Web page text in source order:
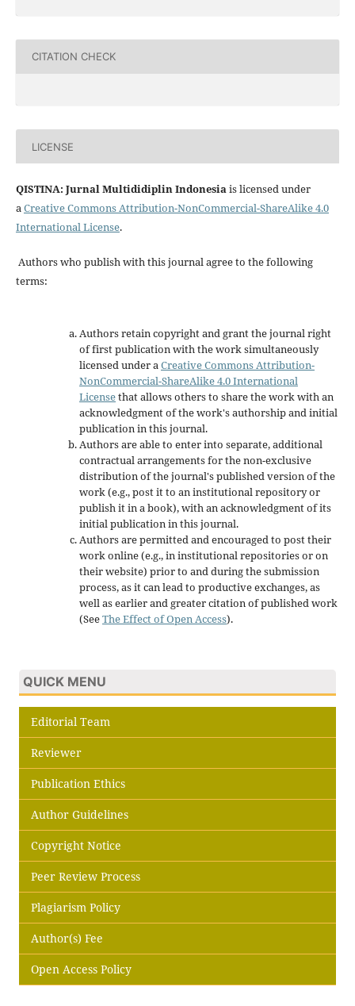
CITATION CHECK
LICENSE
QISTINA: Jurnal Multididiplin Indonesiais licensed under
aCreative Commons Attribution-NonCommercial-ShareAlike 4.0
International License.
Authors who publish with this journal agree to the following
terms:
Authors retain copyright and grant the journal right
of first publication with the work simultaneously
licensed under aCreative Commons Attribution-
NonCommercial-ShareAlike 4.0 International
Licensethat allows others to share the work with an
acknowledgment of the work's authorship and initial
publication in this journal.
Authors are able to enter into separate, additional
contractual arrangements for the non-exclusive
distribution of the journal's published version of the
work (e.g., post it to an institutional repository or
publish it in a book), with an acknowledgment of its
initial publication in this journal.
Authors are permitted and encouraged to post their
work online (e.g., in institutional repositories or on
their website) prior to and during the submission
process, as it can lead to productive exchanges, as
well as earlier and greater citation of published work
(SeeThe Effect of Open Access).
QUICK MENU
Editorial Team
Reviewer
Publication Ethics
Author Guidelines
Copyright Notice
Peer Review Process
Plagiarism Policy
Author(s) Fee
Open Access Policy